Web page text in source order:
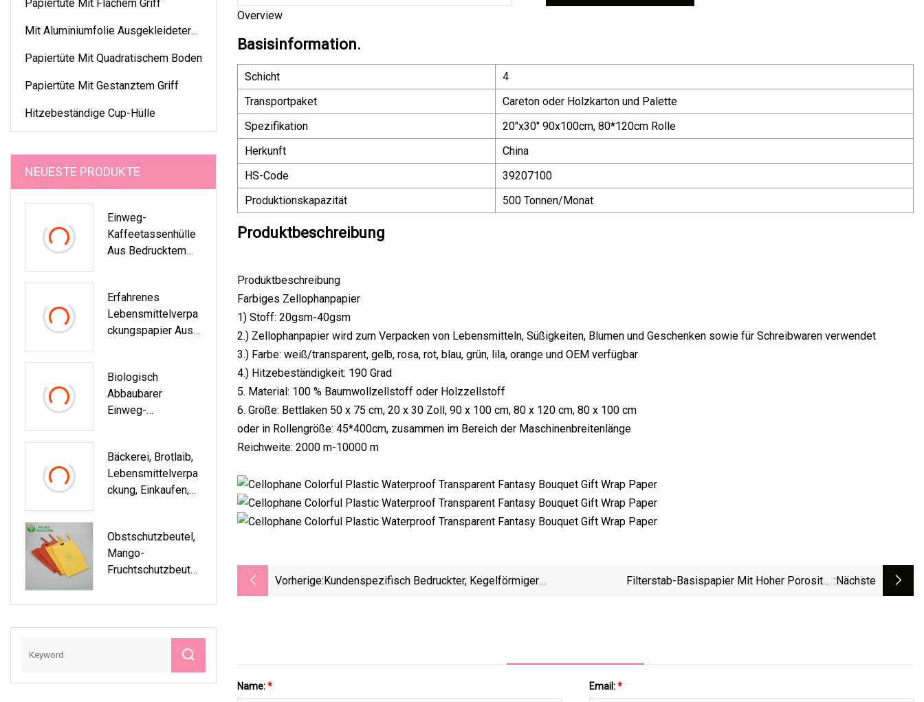
Papiertüte Mit Flachem Griff
Mit Aluminiumfolie Ausgekleideter
Papiertüte Mit Quadratischem Boden
Papiertüte Mit Gestanztem Griff
Hitzebeständige Cup-Hülle
NEUESTE PRODUKTE
Einweg-
Kaffeetassenhülle
Aus Bedrucktem
Erfahrenes
Lebensmittelverpa
Ckungspapier Aus
Burgerverpackunge
N
Biologisch
Abbaubarer
Einweg-
Gänseblümchenmu
Ster Für Partys
Bäckerei, Brotlaib,
Lebensmittelverpa
Ckung, Einkaufen,
Obstschutzbeutel,
Mango-
Fruchtschutzbeutel,
Overview
Basisinformation.
Schicht
4
Transportpaket
Careton oder Holzkarton und Palette
Spezifikation
20"x30" 90x100cm, 80*120cm Rolle
Herkunft
China
HS-Code
39207100
Produktionskapazität
500 Tonnen/Monat
Produktbeschreibung
Produktbeschreibung
Farbiges Zellophanpapier
1) Stoff: 20gsm-40gsm
2.) Zellophanpapier wird zum Verpacken von Lebensmitteln, Süßigkeiten, Blumen und Geschenken sowie für Schreibwaren verwendet
3.) Farbe: weiß/transparent, gelb, rosa, rot, blau, grün, lila, orange und OEM verfügbar
4.) Hitzebeständigkeit: 190 Grad
5. Material: 100 % Baumwollzellstoff oder Holzzellstoff
6. Größe: Bettlaken 50 x 75 cm, 20 x 30 Zoll, 90 x 100 cm, 80 x 120 cm, 80 x 100 cm
oder in Rollengröße: 45*400cm, zusammen im Bereich der Maschinenbreitenlänge
Reichweite: 2000 m-10000 m
Vorherige:Kundenspezifisch Bedruckter, Kegelförmiger
Filterstab-Basispapier Mit Hoher Porosität, :nächste
Name:* Email:*